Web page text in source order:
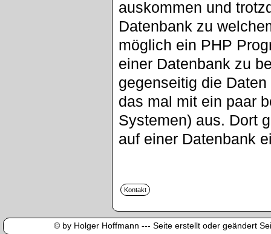
auskommen und
Datenbank zu
möglich ein PHP
einer Datenbank zu
gegenseitig die
das mal mit ein paar
Systemen) aus. Dort
auf einer Datenbank
© by Holger Hoffmann --- Seite erstellt oder geändert